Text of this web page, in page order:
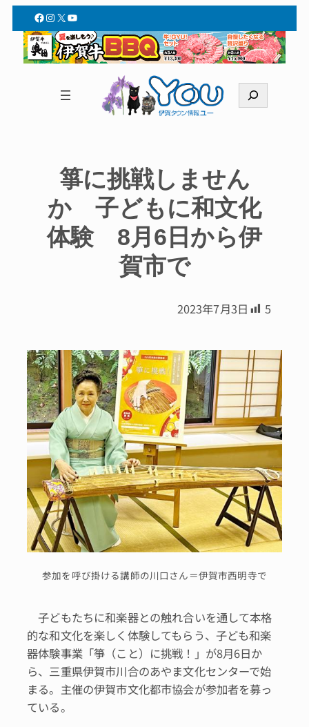
Facebook
Instagram
X YouTube
索
箏に挑戦しません
か 子どもに和文化
体験 8月6日から伊
賀市で
2023年7月3日 5
参加を呼び掛ける講師の川口さん＝伊賀市西明寺で
子どもたちに和楽器との触れ合いを通して本格
的な和文化を楽しく体験してもらう、子ども和楽
器体験事業「箏（こと）に挑戦！」が8月6日か
ら、三重県伊賀市川合のあやま文化センターで始
まる。主催の伊賀市文化都市協会が参加者を募っ
ている。